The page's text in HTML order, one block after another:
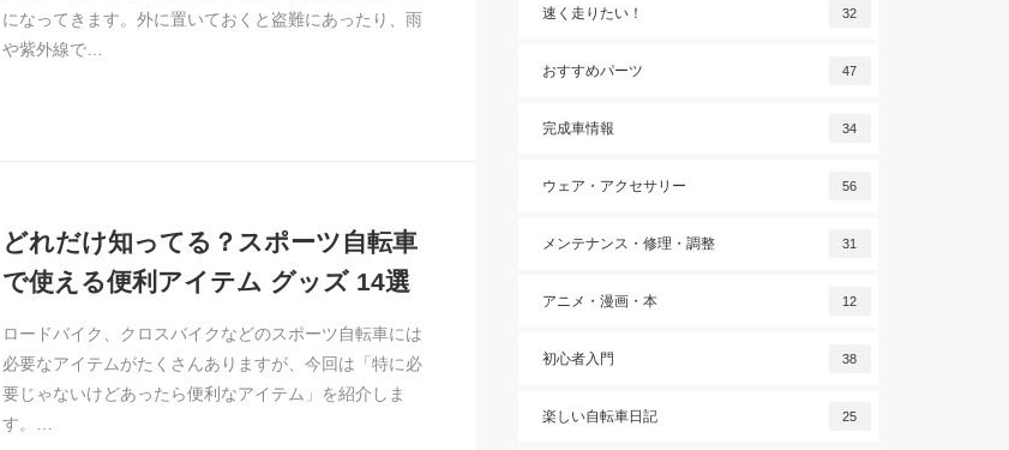
になってきます。外に置いておくと盗難にあったり、雨
や紫外線で…
どれだけ知ってる？スポーツ自転車
で使える便利アイテム グッズ 14選
ロードバイク、クロスバイクなどのスポーツ自転車には
必要なアイテムがたくさんありますが、今回は「特に必
要じゃないけどあったら便利なアイテム」を紹介しま
す。…
速く走りたい！ 32
おすすめパーツ 47
完成車情報 34
ウェア・アクセサリー 56
メンテナンス・修理・調整 31
アニメ・漫画・本 12
初心者入門 38
楽しい自転車日記 25